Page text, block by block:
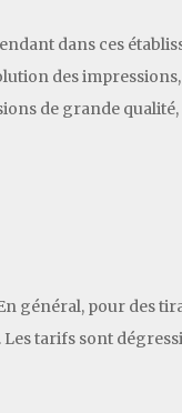
dans ces
des
de grande qualité,
général, pour des
tarifs sont